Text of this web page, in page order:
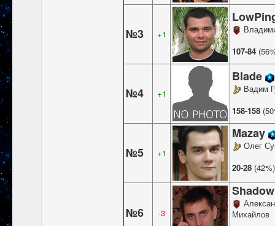
№3 +1
107-84
№4 +1
Blade
Вадим
158-158
№5 +1
Mazay
Олег
20-28
№6 -3
Михайлов